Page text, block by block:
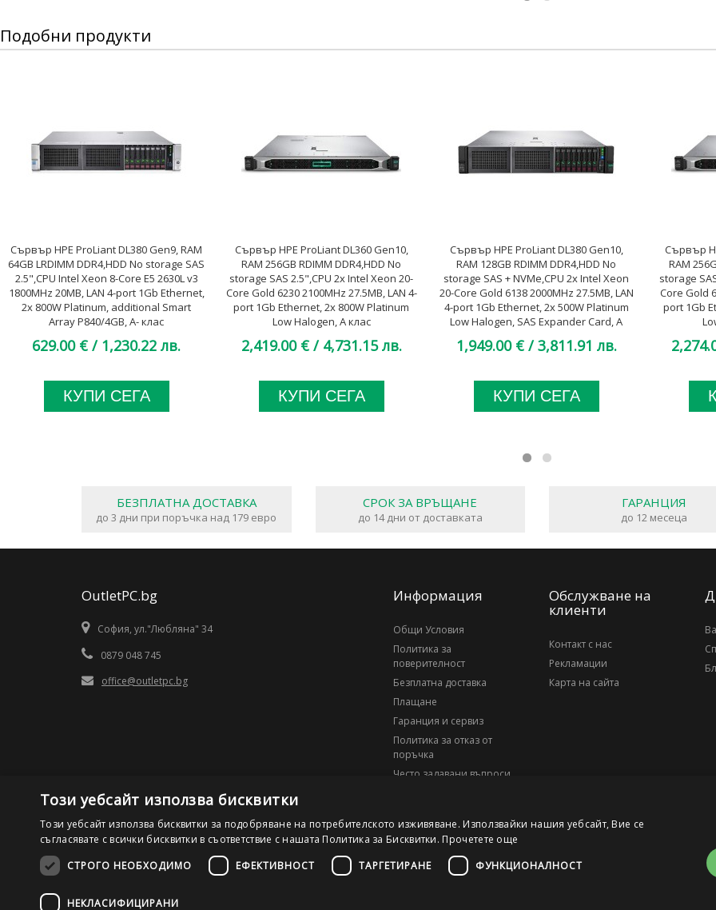
Подобни продукти
Сървър HPE ProLiant DL380 Gen9, RAM
64GB LRDIMM DDR4,HDD No storage SAS
2.5",CPU Intel Xeon 8-Core E5 2630L v3
1800MHz 20MB, LAN 4-port 1Gb Ethernet,
2x 800W Platinum, additional Smart
Array P840/4GB, A- клас
629.00 € / 1,230.22 лв.
КУПИ СЕГА
Сървър HPE ProLiant DL360 Gen10,
RAM 256GB RDIMM DDR4,HDD No
storage SAS 2.5",CPU 2x Intel Xeon 20-
Core Gold 6230 2100MHz 27.5MB, LAN 4-
port 1Gb Ethernet, 2x 800W Platinum
Low Halogen, A клас
2,419.00 €/ 4,731.15 лв.
КУПИ СЕГА
Сървър HPE ProLiant DL380 Gen10,
RAM 128GB RDIMM DDR4,HDD No
storage SAS + NVMe,CPU 2x Intel Xeon
20-Core Gold 6138 2000MHz 27.5MB, LAN
4-port 1Gb Ethernet, 2x 500W Platinum
Low Halogen, SAS Expander Card, A
1,949.00 €/ 3,811.91 лв.
КУПИ СЕГА
Сървър
RAM
storage
Core Gold
port 1Gb
БЕЗПЛАТНА ДОСТАВКА
до 3 дни при поръчка над 179 евро
СРОК ЗА ВРЪЩАНЕ
до 14 дни от доставката
ГАРАНЦИЯ
до 12 месеца
OutletPC.bg
София, ул."Любляна" 34
0879 048 745
office@outletpc.bg
Информация
Общи Условия
Политика за
поверителност
Безплатна доставка
Плащане
Гаранция и сервиз
Политика за отказ от
поръчка
Често задавани въпроси
Обслужване на
клиенти
Контакт с нас
Рекламации
Карта на сайта
©2026 OutletPC.bg, Всички права запазени! Ди Ес Ай ООД, ЕИК 203010795
Този уебсайт използва бисквитки
Този уебсайт използва бисквитки за подобряване на потребителското изживяване. Използвайки нашия уебсайт, Вие се
съгласявате с всички бисквитки в съответствие с нашата Политика за Бисквитки. Прочетете още
СТРОГО НЕОБХОДИМО
ЕФЕКТИВНОСТ ТАРГЕТИРАНЕ ФУНКЦИОНАЛНОСТ
НЕКЛАСИФИЦИРАНИ